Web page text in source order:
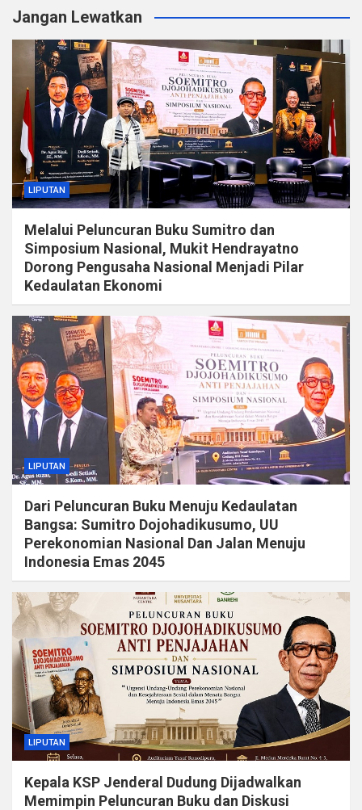
Jangan Lewatkan
LIPUTAN
Melalui Peluncuran Buku Sumitro dan
Simposium Nasional, Mukit Hendrayatno
Dorong Pengusaha Nasional Menjadi Pilar
Kedaulatan Ekonomi
LIPUTAN
Dari Peluncuran Buku Menuju Kedaulatan
Bangsa: Sumitro Dojohadikusumo, UU
Perekonomian Nasional Dan Jalan Menuju
Indonesia Emas 2045
LIPUTAN
Kepala KSP Jenderal Dudung Dijadwalkan
Memimpin Peluncuran Buku dan Diskusi